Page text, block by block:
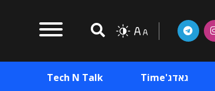
גאדג'Time Tech N Talk